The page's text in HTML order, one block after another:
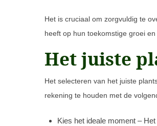
Het is cruciaal om zorgvuldig te
heeft op hun toekomstige groei en
Het juiste
Het selecteren van het juiste
rekening te houden met de
Kies het ideale moment –